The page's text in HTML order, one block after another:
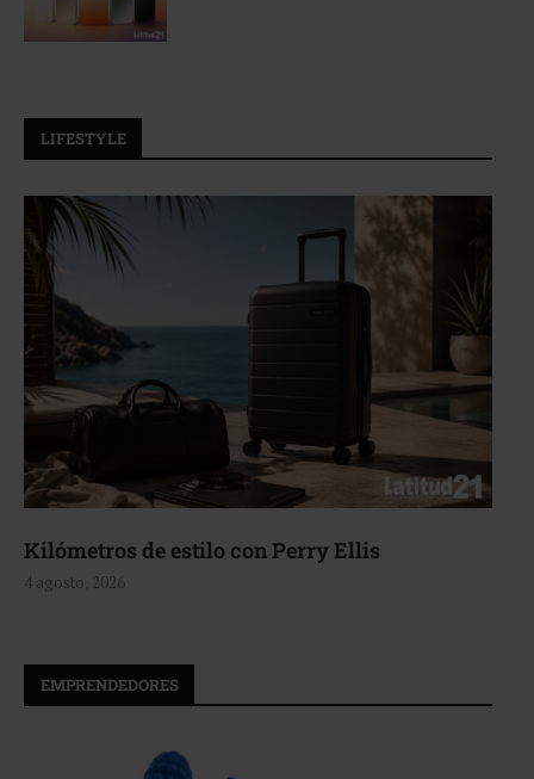
LIFESTYLE
Kilómetros de estilo con Perry Ellis
4 agosto, 2026
EMPRENDEDORES